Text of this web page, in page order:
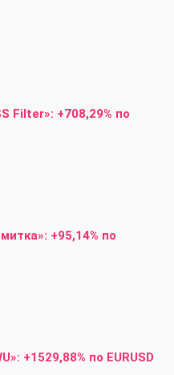
Filter»: +708,29% по
+95,14% по
+1529,88% по EURUSD